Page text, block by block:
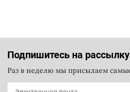
Подпишитесь на рассылку
Раз в неделю мы присылаем